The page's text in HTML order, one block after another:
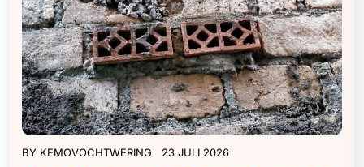
BY KEMOVOCHTWERING 23 JULI 2026